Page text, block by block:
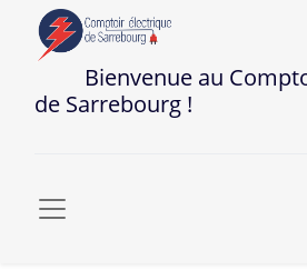
Bienvenue au
de Sarrebourg !